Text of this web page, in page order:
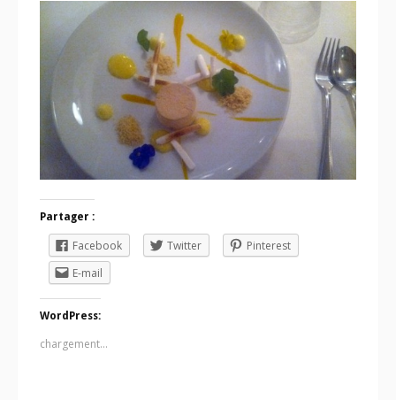
Partager :
Facebook Twitter
Pinterest
E-mail
WordPress:
chargement…